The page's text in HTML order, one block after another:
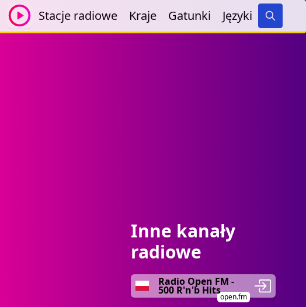
Stacje radiowe Kraje Gatunki Języki
Search
Inne kanały
radiowe
Radio Open FM -
500 R'n'b Hits
open.fm